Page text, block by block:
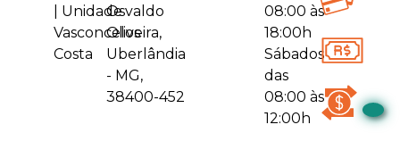
| Unidade
Vasconcelos
Costa
Osvaldo
Oliveira,
Uberlândia
- MG,
38400-452
08:00 às
18:00h
Sábados
das
08:00 às
12:00h